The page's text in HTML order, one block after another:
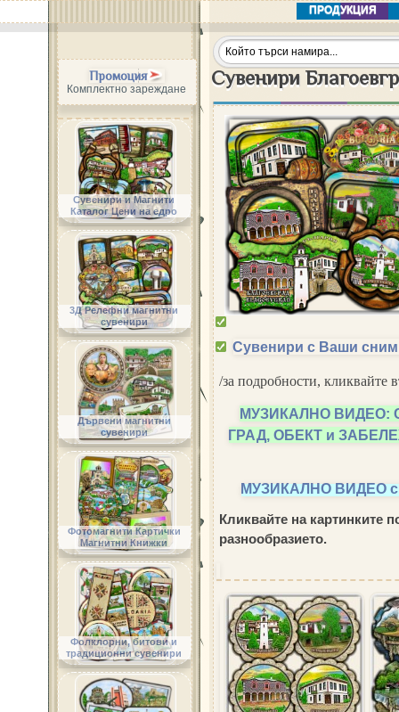
ПРОДУКЦИЯ
Сувенири
Сувенири с Ваши
/за подробности, кликвайте
МУЗИКАЛНО ВИДЕО:
ГРАД, ОБЕКТ и
МУЗИКАЛНО ВИДЕО
Кликвайте на картинките
разнообразието.
Промоция
Комплектно зареждане
Сувенири и Магнити
Каталог Цени на едро
3Д Релефни магнитни
сувенири
Дървени магнитни
сувенири
Фотомагнити Картички
Магнитни Книжки
Фолклорни, битови и
традиционни сувенири